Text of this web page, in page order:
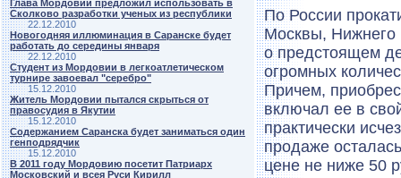
Глава Мордовии предложил использовать в
Сколково разработки ученых из республики
22.12.2010
Новогодняя иллюминация в Саранске будет
работать до середины января
22.12.2010
Студент из Мордовии в легкоатлетическом
турнире завоевал "серебро"
15.12.2010
Житель Мордовии пытался скрыться от
правосудия в Якутии
15.12.2010
Содержанием Саранска будет заниматься один
генподрядчик
15.12.2010
В 2011 году Мордовию посетит Патриарх
Московский и всея Руси Кирилл
По России
Москвы, Нижнего
о предстоящем
огромных
Причем,
включал ее в
практически
продаже
цене не ниже 50